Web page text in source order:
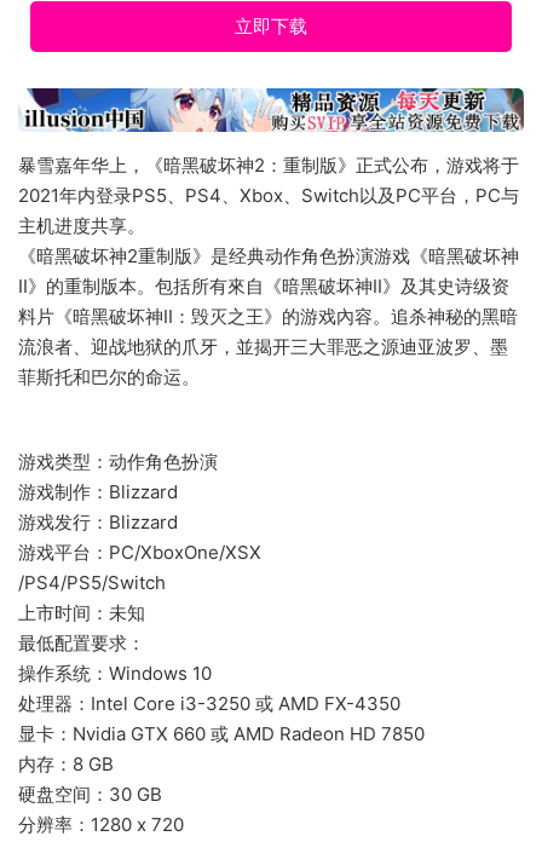
波罗、墨菲斯托和巴尔的命运
立即下载
暴雪嘉年华上，《暗黑破坏神2：重制版》正式公布，游戏将于
2021年内登录PS5、PS4、Xbox、Switch以及PC平台，PC与
主机进度共享。
《暗黑破坏神2重制版》是经典动作角色扮演游戏《暗黑破坏神
II》的重制版本。包括所有來自《暗黑破坏神II》及其史诗级资
料片《暗黑破坏神II：毁灭之王》的游戏內容。追杀神秘的黑暗
流浪者、迎战地狱的爪牙，並揭开三大罪恶之源迪亚波罗、墨
菲斯托和巴尔的命运。
游戏类型：动作角色扮演
游戏制作：Blizzard
游戏发行：Blizzard
游戏平台：PC/XboxOne/XSX
/PS4/PS5/Switch
上市时间：未知
最低配置要求：
操作系统：Windows 10
处理器：Intel Core i3-3250 或 AMD FX-4350
显卡：Nvidia GTX 660 或 AMD Radeon HD 7850
内存：8 GB
硬盘空间：30 GB
分辨率：1280 x 720